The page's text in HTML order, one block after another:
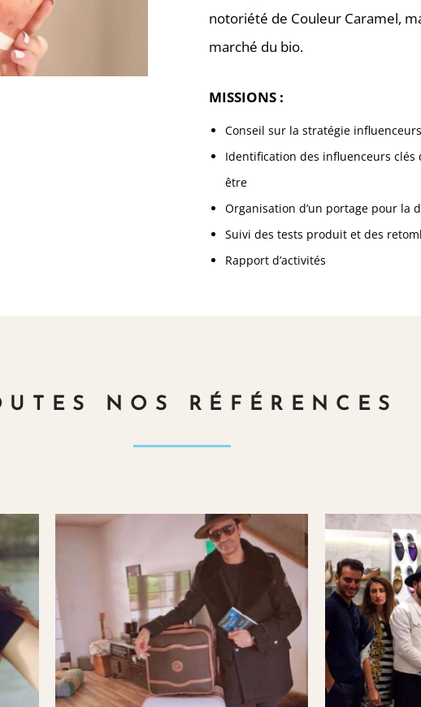
notoriété de Couleur Caramel,
marché du bio.
MISSIONS :
Conseil sur la stratégie influenceurs
Identification des influenceurs
être
Organisation d’un portage pour la
Suivi des tests produit et des
Rapport d’activités
NOS RÉFÉRENCES